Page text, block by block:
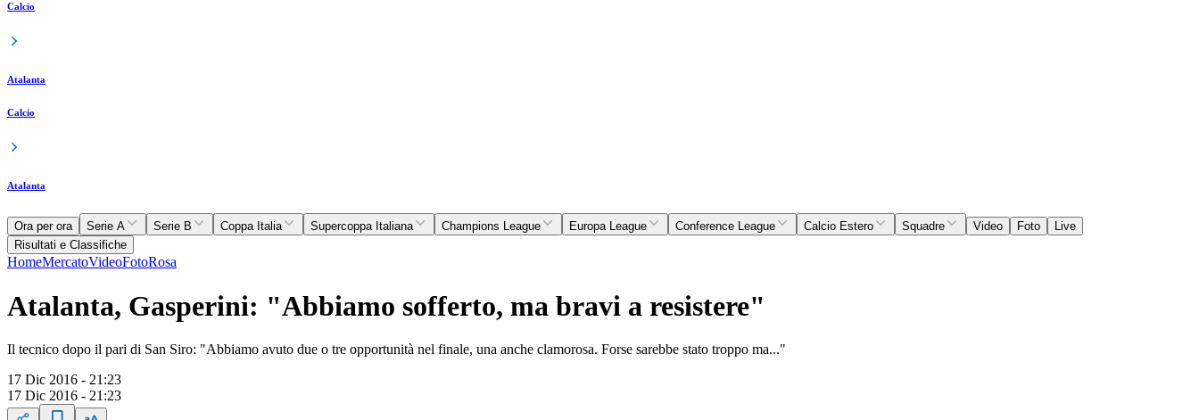
Calcio
Atalanta
Calcio
Atalanta
Ora per ora Serie A Serie B Coppa Italia Supercoppa Italiana Champions League Europa League Conference League Calcio Estero Squadre Video Foto
Live
Risultati e Classifiche
HomeMercatoVideoFotoRosa
Atalanta, Gasperini: "Abbiamo sofferto, ma bravi a resistere"
Il tecnico dopo il pari di San Siro: "Abbiamo avuto due o tre opportunità nel finale, una anche clamorosa. Forse sarebbe stato troppo ma..."
17 Dic 2016 - 21:23
17 Dic 2016 - 21:23